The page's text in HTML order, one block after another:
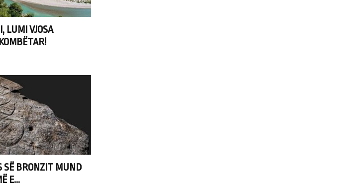
LUMI VJOSA
SË BRONZIT MUND
E...